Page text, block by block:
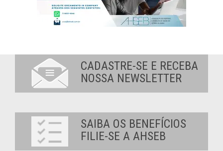
CADASTRE-SE E RECEBA
NOSSA NEWSLETTER
SAIBA OS BENEFÍCIOS
FILIE-SE A AHSEB